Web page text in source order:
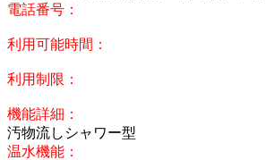
電話番号：
利用可能時間：
利用制限：
機能詳細：
汚物流しシャワー型
温水機能：